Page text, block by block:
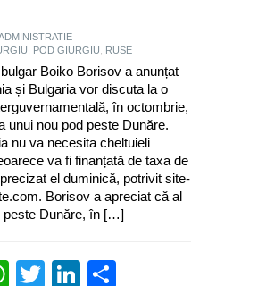
POD GIURGIU RUSE
Boiko Borisov a anunțat
și Bulgaria vor discuta la o
în octombrie,
unui nou pod peste Dunăre.
nu va necesita cheltuieli
va fi finanțată de taxa de
el duminică, potrivit site-
Borisov a apreciat că al
peste Dunăre, în […]
WhatsApp
TwitterLinkedIn